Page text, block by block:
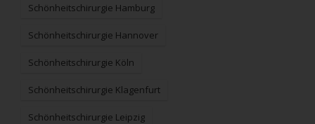
Schönheitschirurgie Hamburg
Schönheitschirurgie Hannover
Schönheitschirurgie Köln
Schönheitschirurgie Klagenfurt
Schönheitschirurgie Leipzig